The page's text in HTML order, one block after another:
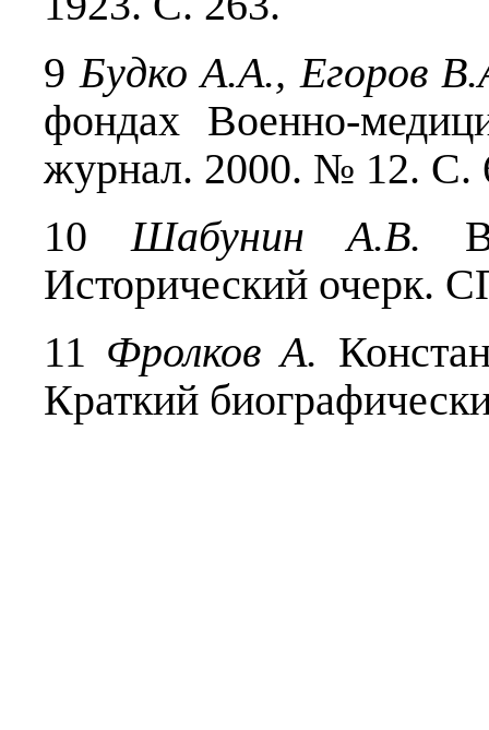
9 Будко А.А., Егоров
фондах Военно-
журнал. 2000. № 12.
10 Шабунин А.В.
Исторический очерк.
11 Фролков А.
Краткий